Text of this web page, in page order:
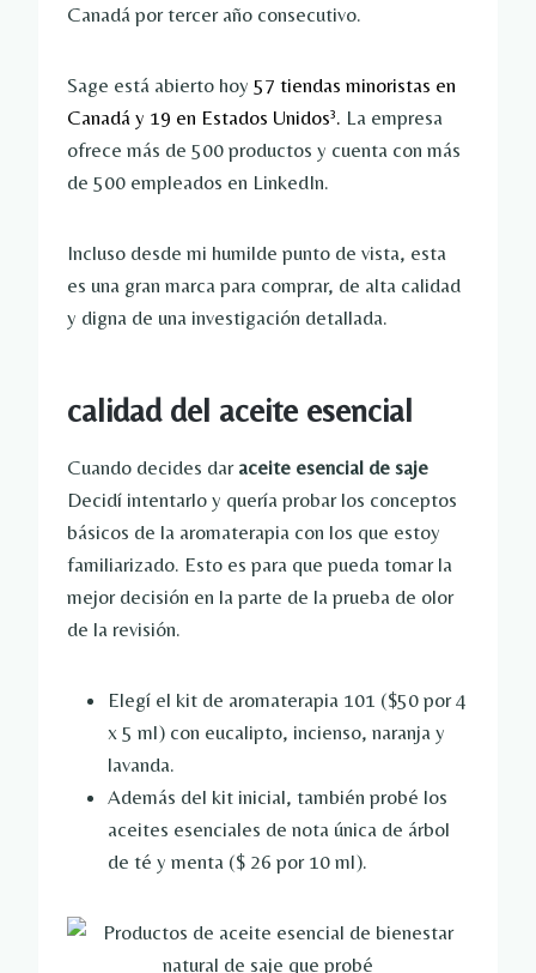
Canadá por tercer año consecutivo.
Sage está abierto hoy 57 tiendas minoristas en
Canadá y 19 en Estados Unidos³. La empresa
ofrece más de 500 productos y cuenta con más
de 500 empleados en LinkedIn.
Incluso desde mi humilde punto de vista, esta
es una gran marca para comprar, de alta calidad
y digna de una investigación detallada.
calidad del aceite esencial
Cuando decides dar aceite esencial de saje
Decidí intentarlo y quería probar los conceptos
básicos de la aromaterapia con los que estoy
familiarizado. Esto es para que pueda tomar la
mejor decisión en la parte de la prueba de olor
de la revisión.
Elegí el kit de aromaterapia 101 ($50 por 4
x 5 ml) con eucalipto, incienso, naranja y
lavanda.
Además del kit inicial, también probé los
aceites esenciales de nota única de árbol
de té y menta ($ 26 por 10 ml).